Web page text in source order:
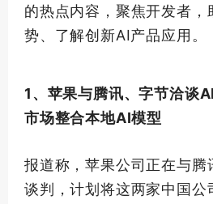
的热点内容，聚焦开发者，
势、了解创新AI产品应用。
1、苹果与腾讯、字节洽谈
市场整合本地AI模型
报道称，苹果公司正在与腾
谈判，计划将这两家中国公